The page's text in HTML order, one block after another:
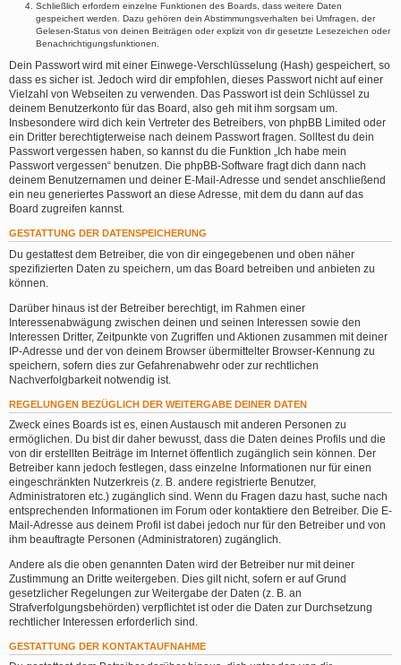
Schließlich erfordern einzelne Funktionen des Boards, dass weitere Daten
gespeichert werden. Dazu gehören dein Abstimmungsverhalten bei Umfragen, der
Gelesen-Status von deinen Beiträgen oder explizit von dir gesetzte Lesezeichen oder
Benachrichtigungsfunktionen.
Dein Passwort wird mit einer Einwege-Verschlüsselung (Hash) gespeichert, so
dass es sicher ist. Jedoch wird dir empfohlen, dieses Passwort nicht auf einer
Vielzahl von Webseiten zu verwenden. Das Passwort ist dein Schlüssel zu
deinem Benutzerkonto für das Board, also geh mit ihm sorgsam um.
Insbesondere wird dich kein Vertreter des Betreibers, von phpBB Limited oder
ein Dritter berechtigterweise nach deinem Passwort fragen. Solltest du dein
Passwort vergessen haben, so kannst du die Funktion „Ich habe mein
Passwort vergessen“ benutzen. Die phpBB-Software fragt dich dann nach
deinem Benutzernamen und deiner E-Mail-Adresse und sendet anschließend
ein neu generiertes Passwort an diese Adresse, mit dem du dann auf das
Board zugreifen kannst.
GESTATTUNG DER DATENSPEICHERUNG
Du gestattest dem Betreiber, die von dir eingegebenen und oben näher
spezifizierten Daten zu speichern, um das Board betreiben und anbieten zu
können.
Darüber hinaus ist der Betreiber berechtigt, im Rahmen einer
Interessenabwägung zwischen deinen und seinen Interessen sowie den
Interessen Dritter, Zeitpunkte von Zugriffen und Aktionen zusammen mit deiner
IP-Adresse und der von deinem Browser übermittelter Browser-Kennung zu
speichern, sofern dies zur Gefahrenabwehr oder zur rechtlichen
Nachverfolgbarkeit notwendig ist.
REGELUNGEN BEZÜGLICH DER WEITERGABE DEINER DATEN
Zweck eines Boards ist es, einen Austausch mit anderen Personen zu
ermöglichen. Du bist dir daher bewusst, dass die Daten deines Profils und die
von dir erstellten Beiträge im Internet öffentlich zugänglich sein können. Der
Betreiber kann jedoch festlegen, dass einzelne Informationen nur für einen
eingeschränkten Nutzerkreis (z. B. andere registrierte Benutzer,
Administratoren etc.) zugänglich sind. Wenn du Fragen dazu hast, suche nach
entsprechenden Informationen im Forum oder kontaktiere den Betreiber. Die E-
Mail-Adresse aus deinem Profil ist dabei jedoch nur für den Betreiber und von
ihm beauftragte Personen (Administratoren) zugänglich.
Andere als die oben genannten Daten wird der Betreiber nur mit deiner
Zustimmung an Dritte weitergeben. Dies gilt nicht, sofern er auf Grund
gesetzlicher Regelungen zur Weitergabe der Daten (z. B. an
Strafverfolgungsbehörden) verpflichtet ist oder die Daten zur Durchsetzung
rechtlicher Interessen erforderlich sind.
GESTATTUNG DER KONTAKTAUFNAHME